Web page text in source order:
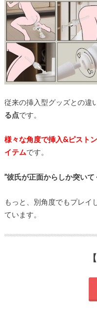
従来の挿入型グッズとの違
る点です。
様々な角度で挿入&ピスト
イテムです。
”彼氏が正面からしか突い
もっと、別角度でもプレイ
ています。